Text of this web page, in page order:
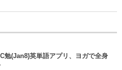
勉(Jan8)英単語アプリ、ヨガで全身